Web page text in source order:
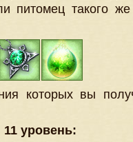
питомец такого
которых вы
11 уровень: